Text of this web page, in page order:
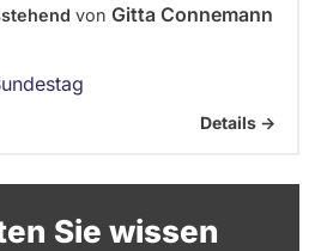
von Gitta Connemann
Details ->
Sie wissen